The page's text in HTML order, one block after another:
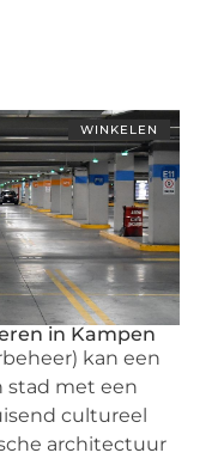
WINKELEN
in Kampen
kan een
stad met een
cultureel
architectuur